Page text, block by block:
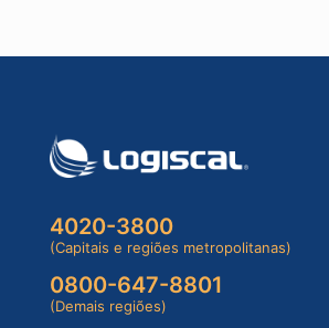
4020-3800
(Capitais e regiões metropolitanas)
0800-647-8801
(Demais regiões)